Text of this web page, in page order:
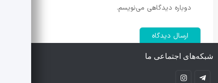
دوباره دیدگاهی می‌نویسم.
شبکه‌های اجتماعی ما